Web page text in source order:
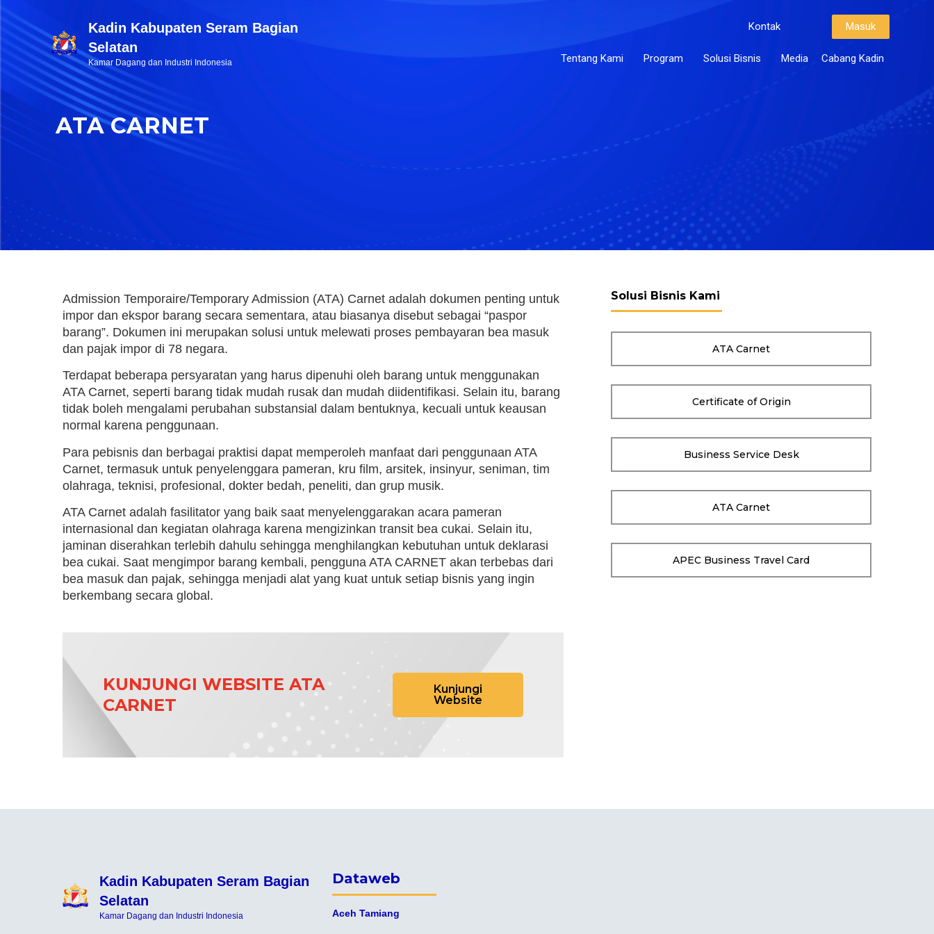
Kadin Kabupaten Seram Bagian
Selatan
Kamar Dagang dan Industri Indonesia
Kontak Masuk
Tentang Kami Program Solusi Bisnis Media Cabang Kadin
ATA CARNET
Admission Temporaire/Temporary Admission (ATA) Carnet adalah dokumen penting untuk
impor dan ekspor barang secara sementara, atau biasanya disebut sebagai “paspor
barang”. Dokumen ini merupakan solusi untuk melewati proses pembayaran bea masuk
dan pajak impor di 78 negara.
Terdapat beberapa persyaratan yang harus dipenuhi oleh barang untuk menggunakan
ATA Carnet, seperti barang tidak mudah rusak dan mudah diidentifikasi. Selain itu, barang
tidak boleh mengalami perubahan substansial dalam bentuknya, kecuali untuk keausan
normal karena penggunaan.
Para pebisnis dan berbagai praktisi dapat memperoleh manfaat dari penggunaan ATA
Carnet, termasuk untuk penyelenggara pameran, kru film, arsitek, insinyur, seniman, tim
olahraga, teknisi, profesional, dokter bedah, peneliti, dan grup musik.
ATA Carnet adalah fasilitator yang baik saat menyelenggarakan acara pameran
internasional dan kegiatan olahraga karena mengizinkan transit bea cukai. Selain itu,
jaminan diserahkan terlebih dahulu sehingga menghilangkan kebutuhan untuk deklarasi
bea cukai. Saat mengimpor barang kembali, pengguna ATA CARNET akan terbebas dari
bea masuk dan pajak, sehingga menjadi alat yang kuat untuk setiap bisnis yang ingin
berkembang secara global.
KUNJUNGI WEBSITE ATA
CARNET
Kunjungi
Website
Solusi Bisnis Kami
ATA Carnet
Certificate of Origin
Business Service Desk
ATA Carnet
APEC Business Travel Card
Kadin Kabupaten Seram Bagian
Selatan
Kamar Dagang dan Industri Indonesia
Dataweb
Aceh Tamiang